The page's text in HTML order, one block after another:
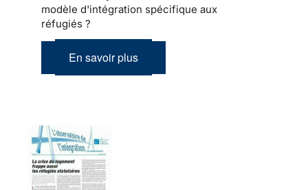
modèle d'intégration spécifique aux
réfugiés ?
En savoir plus